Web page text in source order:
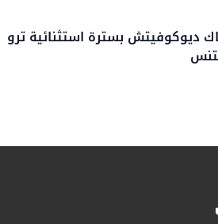
ديوكوفيتش بسترة استثنائية